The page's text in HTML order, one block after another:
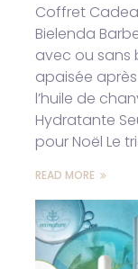
Coffret
Bielenda
avec ou sans
apaisée
l’huile de
Hydratante
pour Noël Le
READ MORE